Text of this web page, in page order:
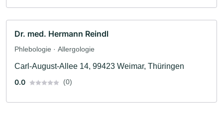
Dr. med. Hermann Reindl
Phlebologie · Allergologie
Carl-August-Allee 14, 99423 Weimar, Thüringen
0.0
(0)